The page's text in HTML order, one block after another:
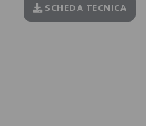
SCHEDA TECNICA